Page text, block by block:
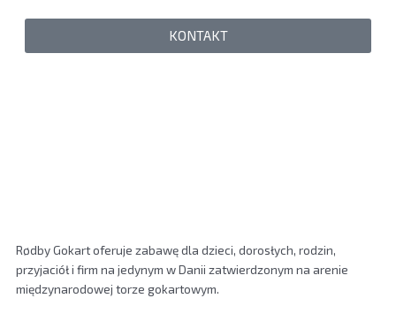
KONTAKT
Rødby Gokart oferuje zabawę dla dzieci, dorosłych, rodzin,
przyjaciół i firm na jedynym w Danii zatwierdzonym na arenie
międzynarodowej torze gokartowym.